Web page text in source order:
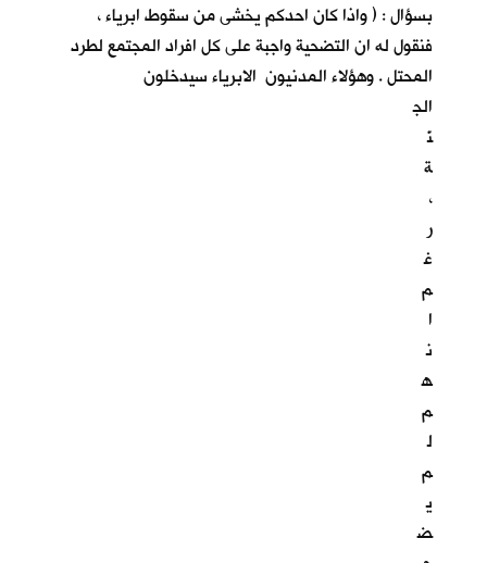
بسؤال : ( واذا كان احدكم يخشى من سقوط ابرياء ،
فنقول له ان التضحية واجبة على كل افراد المجتمع لطرد
المحتل . وهؤلاء المدنيون الابرياء سيدخلون
الج
نّ
ة
،
ر
غ
م
ا
ن
ه
م
ل
م
ي
ض